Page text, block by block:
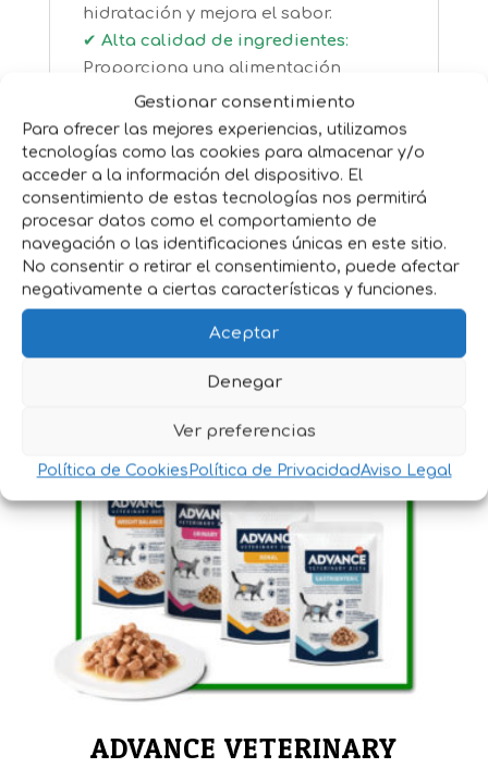
Gestionar consentimiento
Para ofrecer las mejores experiencias, utilizamos
tecnologías como las cookies para almacenar y/o
acceder a la información del dispositivo. El
consentimiento de estas tecnologías nos permitirá
procesar datos como el comportamiento de
navegación o las identificaciones únicas en este sitio.
No consentir o retirar el consentimiento, puede afectar
negativamente a ciertas características y funciones.
Aceptar
Denegar
Ver preferencias
Política de Cookies Política de PrivacidadAviso Legal
hidratación y mejora el sabor.
✔ Alta calidad de ingredientes:
Proporciona una alimentación
sabrosa y nutritiva.
Disponibles en diversas variedades,
estos sobres cubren las necesidades
nutricionales de los gatos adultos,
esterilizados o con condiciones
especiales. Perfectos para gatos
exigentes o con apetitos delicados.
Productos relacionados
ADVANCE VETERINARY